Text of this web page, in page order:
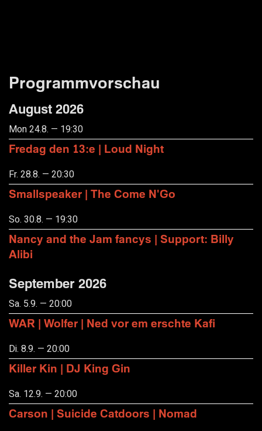
Programmvorschau
August 2026
Mon 24.8. — 19:30
Fredag den 13:e | Loud Night
Fr. 28.8. — 20:30
Smallspeaker | The Come N'Go
So. 30.8. — 19:30
Nancy and the Jam fancys | Support: Billy
Alibi
September 2026
Sa. 5.9. — 20:00
WAR | Wolfer | Ned vor em erschte Kafi
Di. 8.9. — 20:00
Killer Kin | DJ King Gin
Sa. 12.9. — 20:00
Carson | Suicide Catdoors | Nomad